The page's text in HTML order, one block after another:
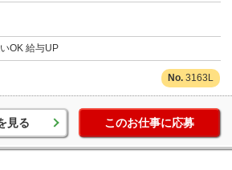
OK 給与UP
3163L
見る このお仕事に応募